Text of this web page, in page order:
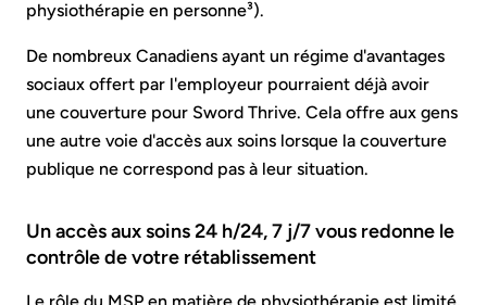
physiothérapie en personne³).
De nombreux Canadiens ayant un régime d'avantages
sociaux offert par l'employeur pourraient déjà avoir
une couverture pour Sword Thrive. Cela offre aux gens
une autre voie d'accès aux soins lorsque la couverture
publique ne correspond pas à leur situation.
Un accès aux soins 24 h/24, 7 j/7 vous redonne le
contrôle de votre rétablissement